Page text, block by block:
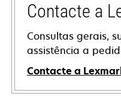
Contacte a
Consultas gerais,
assistência a
Contacte a